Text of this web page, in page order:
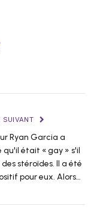
SUIVANT
Ryan Garcia a
qu'il était « gay » s'il
stéroïdes. Il a été
pour eux. Alors…